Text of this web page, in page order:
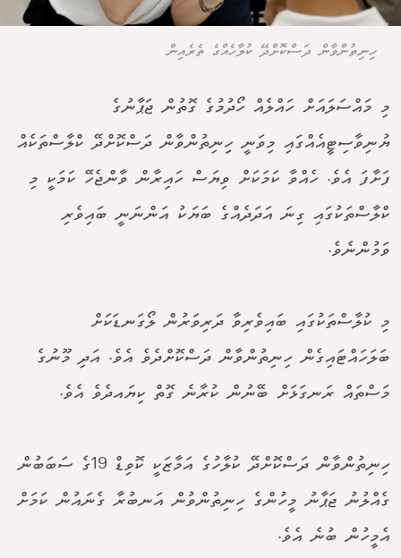
ހިނިތުންވާން ދަސްކޮށްދޭ ކުލާހެއްގެ ތެރެއިން
މި މައްސަލައަށް ހައްލެއް ހޯދުމުގެ ގޮތުން ޖަޕާނުގެ
ޔުނިވާސިޓީއެއްގައި މިވަނީ ހިިނިތުންވާން ދަސްކޮށްދޭ ކްލާސްތަކެއް
ފަށާފަ އެވެ. ހެއްވާ ކަމަކަށް ވިޔަސް ހައިރާން ވާންޖެހޭ ކަމަކީ މި
ކްލާސްތަކުގައި ގިނަ އަދަދެއްގެ ބަޔަކު އަންނަނީ ބައިވެރި
ވަމުންނެވެ.
މި ކުލާސްތަކުގައި ބައިވެރިވާ ދަރިވަރުން ލޯގަނޑަކަށް
ބަލަހައްޓައިގެން ހިނިތުންވާން ދަސްކޮށްދެވެ އެވެ. އަދި މޫނުގެ
މަސްތައް ރަނގަޅަށް ބޭނުން ކުރާނެ ގޮތް ކިޔައދެވެ އެވެ.
ހިނިތުންވާން ދަސްކޮށްދޭ ކުލާހުގެ އަމާޒަކީ ކޮވިޑް 19ގެ ސަބަބުން
ގެއްލުނު ޖަޕާނު މީހުންގެ ހިނިތުންވުން އަނބުރާ ގެނައުން ކަމަށް
އެމީހުން ބުނެ އެވެ.